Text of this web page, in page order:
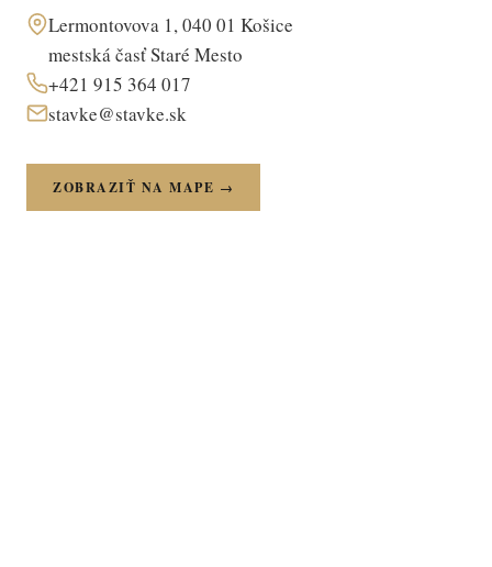
Lermontovova 1, 040 01 Košice
mestská časť Staré Mesto
+421 915 364 017
stavke@stavke.sk
ZOBRAZIŤ NA MAPE →